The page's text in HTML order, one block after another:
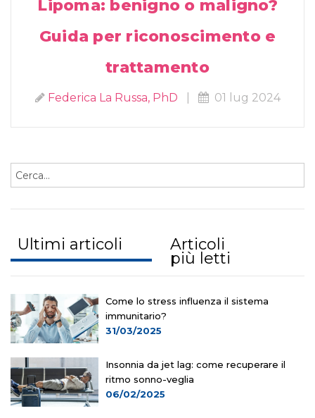
Lipoma: benigno o maligno?
Guida per riconoscimento e
trattamento
Federica La Russa, PhD 01 lug 2024
Ultimi articoli Articoli
più letti
Come lo stress influenza il sistema
immunitario?
31/03/2025
Insonnia da jet lag: come recuperare il
ritmo sonno-veglia
06/02/2025